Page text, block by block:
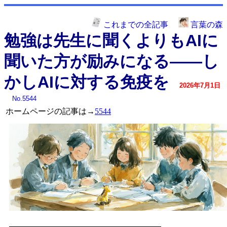
これまでの全記事 言葉の森
勉強は先生に聞くよりもAIに
聞いた方が励みになる――し
かしAIに対する免疫を
2026年7月1日
No.5544
ホームページの記事は→ 5544